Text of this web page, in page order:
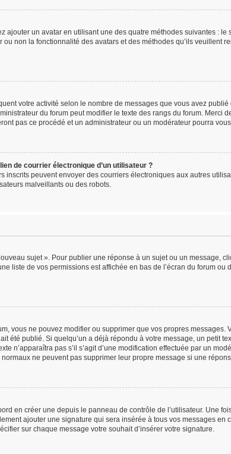
ajouter un avatar en utilisant une des quatre méthodes suivantes :
non la fonctionnalité des avatars et des méthodes qu’ils veuillent
votre activité selon le nombre de messages que vous avez
du forum peut modifier le texte des rangs du forum. Merci
pas ce procédé et un administrateur ou un modérateur pourra
de courrier électronique d’un utilisateur ?
peuvent envoyer des courriers électroniques aux autres
malveillants ou des robots.
sujet ». Pour publier une réponse à un sujet ou un message,
liste de vos permissions est affichée en bas de l’écran du forum
vous ne pouvez modifier ou supprimer que vos propres
été publié. Si quelqu’un a déjà répondu à votre message, un petit
n’apparaîtra pas s’il s’agit d’une modification effectuée par un
ne peuvent pas supprimer leur propre message si une
en créer une depuis le panneau de contrôle de l’utilisateur. Une
ajouter une signature qui sera insérée à tous vos messages
sur chaque message votre souhait d’insérer votre signature.